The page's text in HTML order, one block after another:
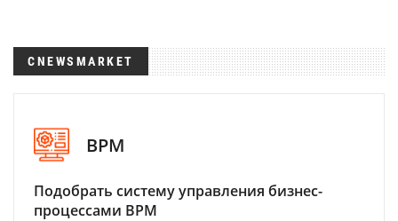
CNEWSMARKET
BPM
Подобрать систему управления бизнес-
процессами BPM